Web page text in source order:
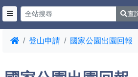
查
登山申請 國家公園出園回報